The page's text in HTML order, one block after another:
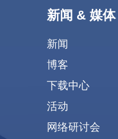
新闻 & 媒体
新闻
博客
下载中心
活动
网络研讨会